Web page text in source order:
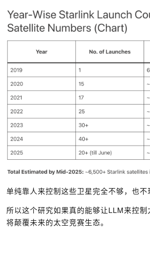
单纯靠人来控制这些卫星完全不够，也不
所以这个研究如果真的能够让LLM来控
将颠覆未来的太空竞赛生态。